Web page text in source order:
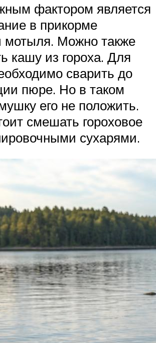
фактором является
в прикорме
Можно также
кашу из гороха. Для
сварить до
пюре. Но в таком
его не положить.
смешать гороховое
сухарями.